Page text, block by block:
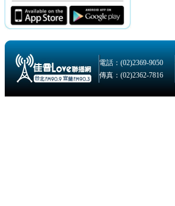
電話：(02)2369-9050
傳真：(02)2362-7816